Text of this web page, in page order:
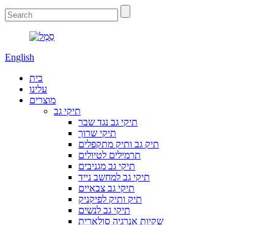
English
בית
עלינו
מוצרים
תיקי גב
תיקי גב נגד שבר
תיקי שרוך
תיק גב ותיק מתקפלים
תרמילים לטיולים
תיקי גב מגניבים
תיקי גב למחשב נייד
תיקי גב צבאיים
תיק ותיק לפיקניק
תיקי גב לנשים
שקיות אנרגיה סולארית